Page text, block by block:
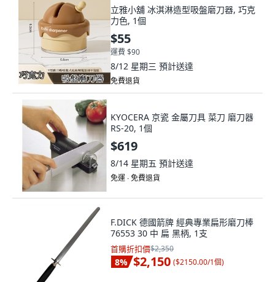
立雅小舖 冰淇淋造型吸盤磨刀器, 巧克
力色, 1個
$55
運費 $90
8/12 星期三 預計送達
免費退貨
KYOCERA 京瓷 金屬刀具 菜刀 磨刀器
RS-20, 1個
$619
8/14 星期五 預計送達
免運 ∙ 免費退貨
F.DICK 德國箭牌 經典專業扁形磨刀棒
76553 30 中 扁 黑柄, 1支
首購折扣價$2,350
8% $2,150 ($2150.00/1個)